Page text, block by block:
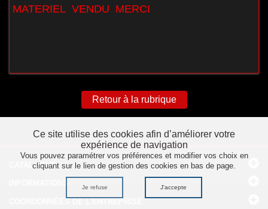
MATERIEL VENDU MERCI
Retour à la rubrique
CATALOGUE
Ce site utilise des cookies afin d’améliorer votre
expérience de navigation
Vous pouvez paramétrer vos préférences et modifier vos choix en
cliquant sur le lien de gestion des cookies en bas de page.
Je refuse J'accepte